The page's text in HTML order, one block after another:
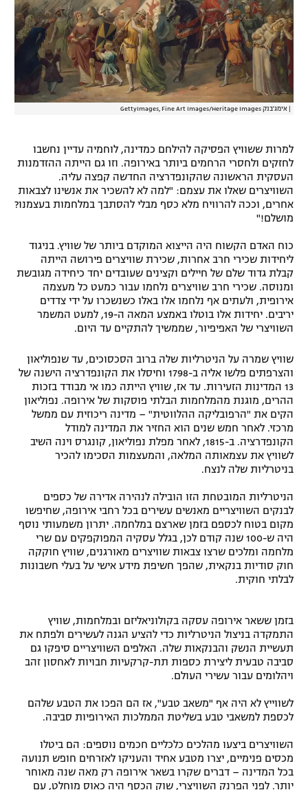
אימג'בנק GettyImages, Fine Art Images/Heritage Images
למרות ששוויץ הפסיקה להילחם כמדינה, לוחמיה עדיין נחשבו
לחזקים ולחסרי הרחמים ביותר באירופה. וזו גם הייתה ההזדמנות
העסקית הראשונה שהקונפדרציה החדשה קפצה עליה.
השוויצרים שאלו את עצמם: "למה לא להשכיר את אנשינו לצבאות
אחרים, וככה להרוויח מלא כסף מבלי להסתבך במלחמות בעצמנו?
מושלם!"
כוח האדם הקשוח היה הייצוא המוקדם ביותר של שוויץ. בניגוד
ליחידות שכירי חרב אחרות, שכירת שוויצרים פירושה הייתה
קבלת גדוד שלם של חיילים וקצינים שעובדים יחד כיחידה מגובשת
ומנוסה. שכירי חרב שוויצרים נלחמו עבור כמעט כל מעצמה
אירופית, ולעתים אף נלחמו אלו באלו כשנשכרו על ידי צדדים
יריבים. יחידות אלו בוטלו באמצע המאה ה-19, למעט המשמר
השוויצרי של האפיפיור, שממשיך להתקיים עד היום.
שוויץ שמרה על הניטרליות שלה ברוב הסכסוכים, עד שנפוליאון
והצרפתים פלשו אליה ב-1798 וחיסלו את הקונפדרציה הישנה של
13 המדינות הזעירות. עד אז, שוויץ הייתה כמו אי מבודד בזכות
ההרים, מוגנת מהמלחמות הבלתי פוסקות של אירופה. נפוליאון
הקים את "הרפובליקה ההלווטית" – מדינה ריכוזית עם ממשל
מרכזי. לאחר חמש שנים הוא החזיר את המדינה למודל
הקונפדרציה. ב-1815, לאחר מפלת נפוליאון, קונגרס וינה השיב
לשוויץ את עצמאותה המלאה, והמעצמות הסכימו להכיר
בניטרליות שלה לנצח.
הניטרליות המובטחת הזו הובילה לנהירה אדירה של כספים
לבנקים השוויצריים מאנשים עשירים בכל רחבי אירופה, שחיפשו
מקום בטוח לכספם בזמן שארצם במלחמה. יתרון משמעותי נוסף
היה ש-100 שנה קודם לכן, בגלל עסקיה המפוקפקים עם שרי
מלחמה ומלכים שרצו צבאות שוויצרים מאורגנים, שוויץ חוקקה
חוק סודיות בנקאית, שהפך חשיפת מידע אישי על בעלי חשבונות
לבלתי חוקית.
בזמן ששאר אירופה עסקה בקולוניאליזם ובמלחמות, שוויץ
התמקדה בניצול הניטרליות כדי להציע הגנה לעשירים ולפתח את
תעשיית הנשק והבנקאות שלה. האלפים השוויצריים סיפקו גם
סביבה טבעית ליצירת כספות תת-קרקעיות חבויות לאחסון זהב
ויהלומים עבור עשירי העולם.
לשווייץ לא היה אף "משאב טבע", אז הם הפכו את הטבע שלהם
לכספת למשאבי טבע בשליטת הממלכות האירופיות סביבה.
השוויצרים ביצעו מהלכים כלכליים חכמים נוספים: הם ביטלו
מכסים פנימיים, יצרו מטבע אחיד והעניקו לאזרחים חופש תנועה
בכל המדינה – דברים שקרו בשאר אירופה רק מאה שנה מאוחר
יותר. לפני הפרנק השוויצרי, שוק הכסף היה כאוס מוחלט, עם